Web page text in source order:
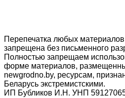
Перепечатка любых
запрещена без письменного
Полностью запрещаем
форме материалов,
newgrodno.by, ресурсам,
Беларусь экстремистскими.
ИП Бубликов И.Н. УНП